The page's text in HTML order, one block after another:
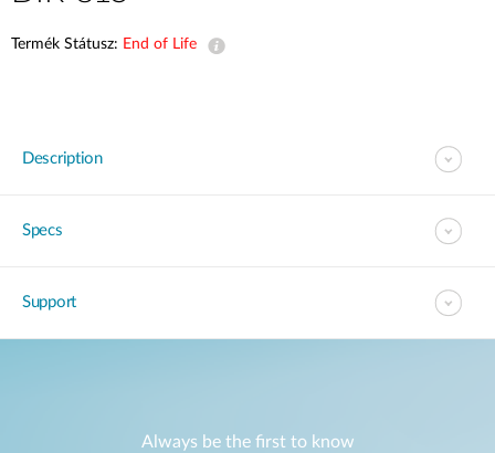
Termék Státusz: End of Life
Description
Specs
Support
Always be the first to know